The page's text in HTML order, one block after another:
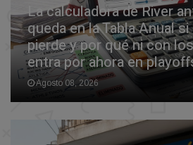
La calculadora de River
queda en la Tabla Anual
pierde y por qué ni con
entra por ahora en
Agosto 08, 2026